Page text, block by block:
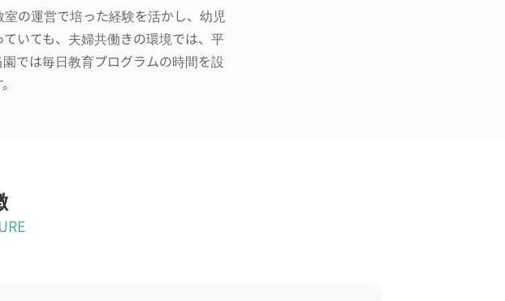
の運営で培った経験を活かし、幼児
いても、夫婦共働きの環境では、平
では毎日教育プログラムの時間を設